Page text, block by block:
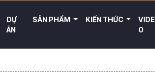
DỰ
ÁN
SẢN PHẨM KIẾN THỨC
VIDE
O